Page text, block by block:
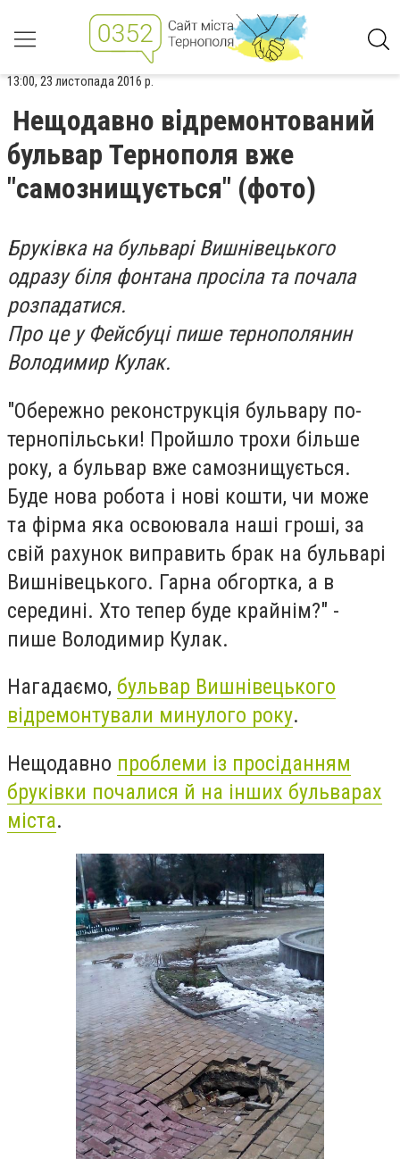
13:00, 23 листопада 2016 р.
Нещодавно відремонтований
бульвар Тернополя вже
"самознищується" (фото)
Бруківка на бульварі Вишнівецького
одразу біля фонтана просіла та почала
розпадатися.
Про це у Фейсбуці пише тернополянин
Володимир Кулак.
"Обережно реконструкція бульвару по-
тернопільськи! Пройшло трохи більше
року, а бульвар вже самознищується.
Буде нова робота і нові кошти, чи може
та фірма яка освоювала наші гроші, за
свій рахунок виправить брак на бульварі
Вишнівецького. Гарна обгортка, а в
середині. Хто тепер буде крайнім?" -
пише Володимир Кулак.
Нагадаємо, бульвар Вишнівецького
відремонтували минулого року.
Нещодавно проблеми із просіданням
бруківки почалися й на інших бульварах
міста.